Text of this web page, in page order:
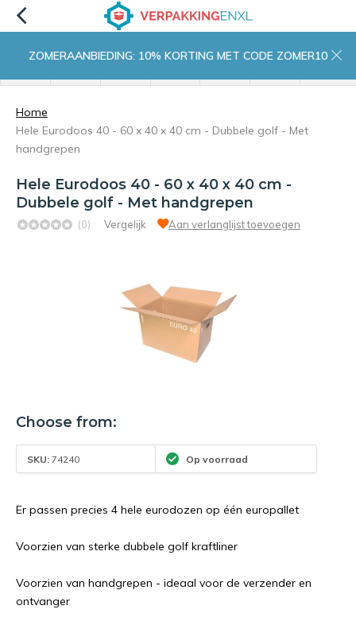
ZOMERAANBIEDING: 10% KORTING MET CODE ZOMER10
Home
Hele Eurodoos 40 - 60 x 40 x 40 cm - Dubbele golf - Met
handgrepen
Hele Eurodoos 40 - 60 x 40 x 40 cm -
Dubbele golf - Met handgrepen
(0) Vergelijk Aan verlanglijst toevoegen
Choose from:
SKU: 74240 Op voorraad
Er passen precies 4 hele eurodozen op één europallet
Voorzien van sterke dubbele golf kraftliner
Voorzien van handgrepen - ideaal voor de verzender en
ontvanger